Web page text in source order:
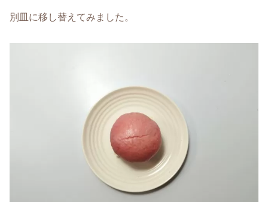
別皿に移し替えてみました。